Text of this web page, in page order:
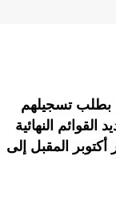
بطلب تسجيلهم
لتحديد القوائم النهائية
المقبل إلى